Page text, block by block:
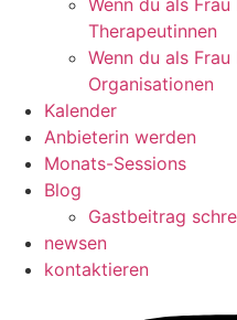
Therapeutinnen
Wenn du als
Organisationen
Kalender
Anbieterin werden
Monats-Sessions
Blog
Gastbeitrag
newsen
kontaktieren